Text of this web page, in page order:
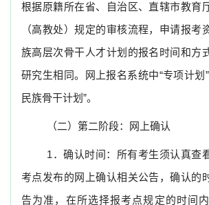
根据原籍所在省、自治区、直辖市教育
（高教处）规定的审核流程，申请报考
族高层次骨干人才计划的报名时间和方
研究生相同。网上报名系统中“专项计划
民族骨干计划”。
（二）第二阶段：网上确认
1 ．确认时间：所有考生须认真查
考点发布的网上确认相关公告，确认的
告为准，在所选择报考点规定的时间